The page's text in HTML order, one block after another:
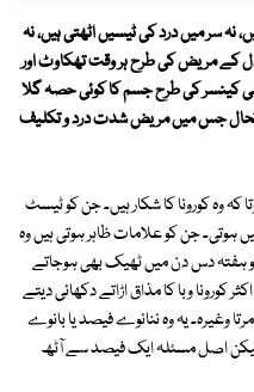
نہ سر میں درد کی ٹیسیں اٹھتی ہیں، نہ
کے مریض کی طرح ہر وقت تھکاوٹ اور
ہی کینسر کی طرح جسم کا کوئی حصہ گلا
جس میں مریض شدت درد و تکلیف
کہ وہ کورونا کا شکار ہیں۔ جن کو ٹیسٹ
جن کو علامات ظاہر ہوتی ہیں وہ
ہفتہ دس دن میں ٹھیک بھی ہوجاتے
کورونا وبا کا مذاق اڑاتے دکھائی دیتے
وغیرہ۔ یہ وہ ننانوے فیصد یا بانوے
لیکن اصل مسئلہ ایک فیصد سے آٹھ